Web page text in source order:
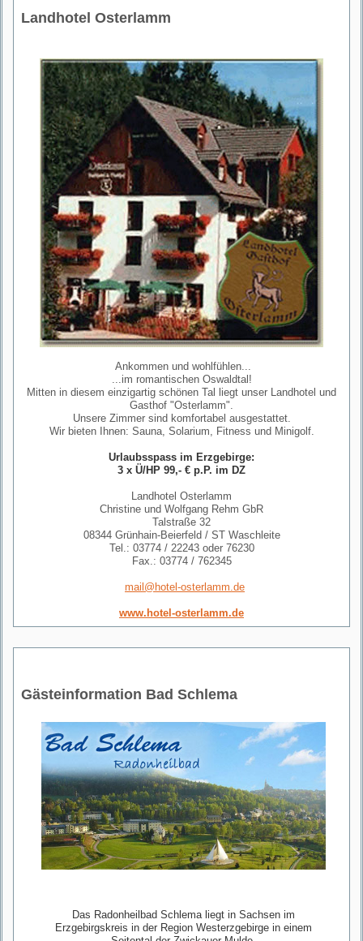
Landhotel Osterlamm
Ankommen und wohlfühlen...
...im romantischen Oswaldtal!
Mitten in diesem einzigartig schönen Tal liegt unser Landhotel und
Gasthof "Osterlamm".
Unsere Zimmer sind komfortabel ausgestattet.
Wir bieten Ihnen: Sauna, Solarium, Fitness und Minigolf.
Urlaubsspass im Erzgebirge:
3 x Ü/HP 99,- € p.P. im DZ
Landhotel Osterlamm
Christine und Wolfgang Rehm GbR
Talstraße 32
08344 Grünhain-Beierfeld / ST Waschleite
Tel.: 03774 / 22243 oder 76230
Fax.: 03774 / 762345
mail@hotel-osterlamm.de
www.hotel-osterlamm.de
Gästeinformation Bad Schlema
Das Radonheilbad Schlema liegt in Sachsen im
Erzgebirgskreis in der Region Westerzgebirge in einem